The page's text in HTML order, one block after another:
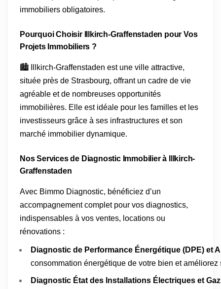
immobiliers obligatoires.
Pourquoi Choisir Illkirch-Graffenstaden pour Vos
Projets Immobiliers ?
🏙️ Illkirch-Graffenstaden est une ville attractive,
située près de Strasbourg, offrant un cadre de vie
agréable et de nombreuses opportunités
immobilières. Elle est idéale pour les familles et les
investisseurs grâce à ses infrastructures et son
marché immobilier dynamique.
Nos Services de Diagnostic Immobilier à Illkirch-
Graffenstaden
Avec Bimmo Diagnostic, bénéficiez d’un
accompagnement complet pour vos diagnostics,
indispensables à vos ventes, locations ou
rénovations :
Diagnostic de Performance Énergétique (DPE) et
consommation énergétique de votre bien et améliorez
Diagnostic État des Installations Électriques et Gaz